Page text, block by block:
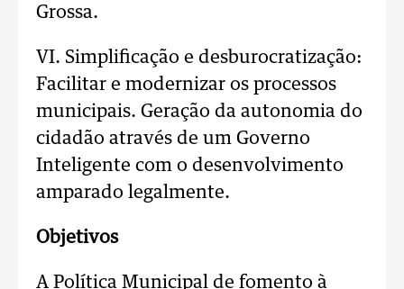
Grossa.
VI. Simplificação e desburocratização:
Facilitar e modernizar os processos
municipais. Geração da autonomia do
cidadão através de um Governo
Inteligente com o desenvolvimento
amparado legalmente.
Objetivos
A Política Municipal de fomento à